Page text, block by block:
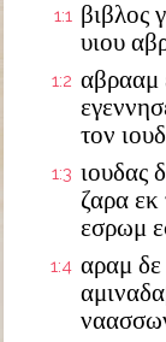
1:1 βιβλος
υιου
1:2 αβρααμ
τον
1:3 ιουδας
ζαρα εκ
εσρωμ
1:4 αραμ δε